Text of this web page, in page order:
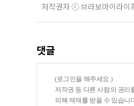
저작권자 ⓒ 브라보마이라이
댓글